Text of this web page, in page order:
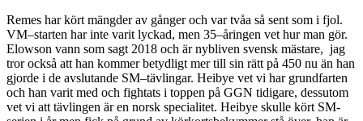
Remes har kört mängder av gånger och var tvåa så sent som i fjol.
VM–starten har inte varit lyckad, men 35–åringen vet hur man gör.
Elowson vann som sagt 2018 och är nybliven svensk mästare, jag
tror också att han kommer betydligt mer till sin rätt på 450 nu än han
gjorde i de avslutande SM–tävlingar. Heibye vet vi har grundfarten
och han varit med och fightats i toppen på GGN tidigare, dessutom
vet vi att tävlingen är en norsk specialitet. Heibye skulle kört SM-